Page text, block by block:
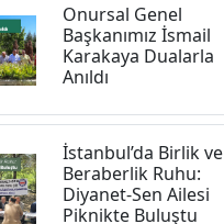
Onursal Genel
Başkanımız İsmail
Karakaya Dualarla
Anıldı
İstanbul’da Birlik ve
Beraberlik Ruhu:
Diyanet-Sen Ailesi
Piknikte Buluştu